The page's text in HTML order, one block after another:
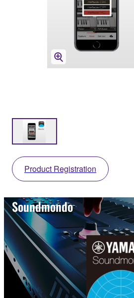
Product Registration
Soundmondo